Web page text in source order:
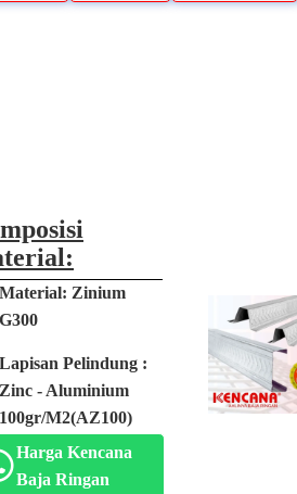
Material: Zinium
G300
Lapisan Pelindung :
Zinc - Aluminium
100gr/M2(AZ100)
Harga Kencana
Baja Ringan